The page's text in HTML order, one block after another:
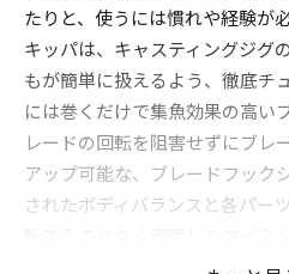
たりと、使うには慣れや経験が
キッパは、キャスティングジグ
もが簡単に扱えるよう、徹底チ
には巻くだけで集魚効果の高い
レードの回転を阻害せずにブレ
アップ可能な、ブレードフック
されたボディバランスと各パー